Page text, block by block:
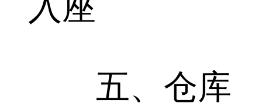
入座
五、仓库